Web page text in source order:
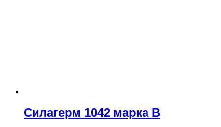
Силагерм 1042 марка В